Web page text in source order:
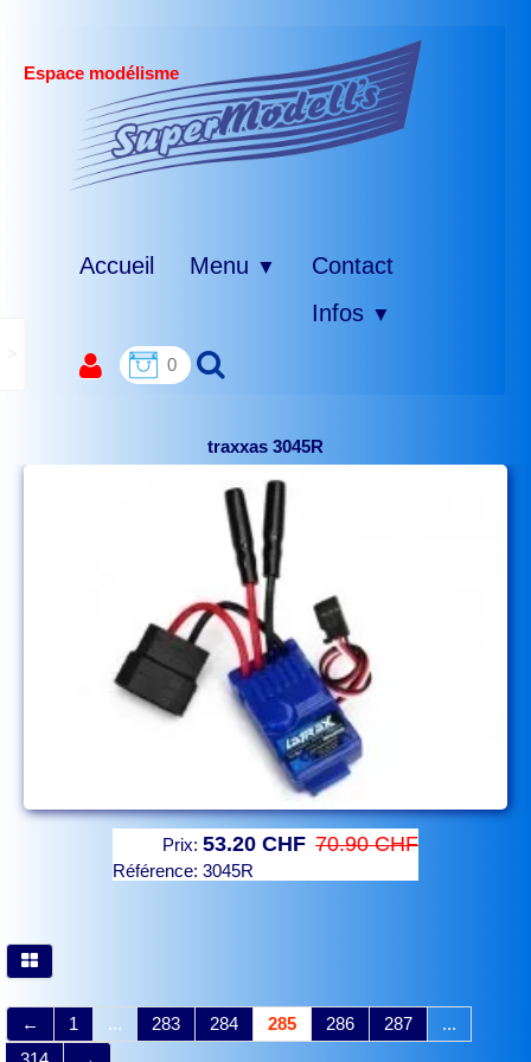
Espace modélisme
Accueil Menu ▼
Contact
Infos ▼
0
traxxas 3045R
Prix: 53.20 CHF 70.90 CHF
Référence: 3045R
← 1 ... 283 284 285 286 287
...